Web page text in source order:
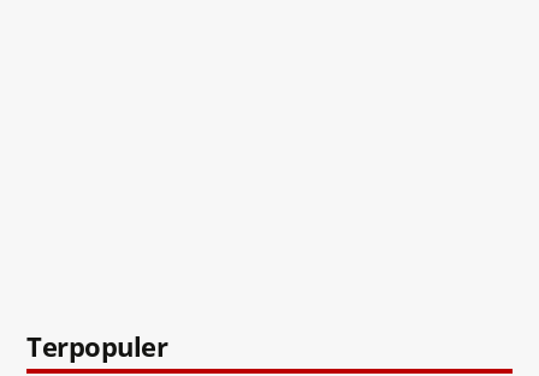
Terpopuler